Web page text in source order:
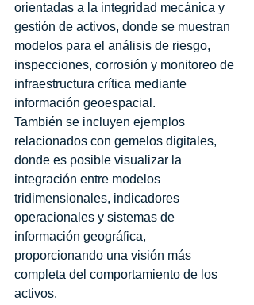
orientadas a la integridad mecánica y
gestión de activos, donde se muestran
modelos para el análisis de riesgo,
inspecciones, corrosión y monitoreo de
infraestructura crítica mediante
información geoespacial.
También se incluyen ejemplos
relacionados con gemelos digitales,
donde es posible visualizar la
integración entre modelos
tridimensionales, indicadores
operacionales y sistemas de
información geográfica,
proporcionando una visión más
completa del comportamiento de los
activos.